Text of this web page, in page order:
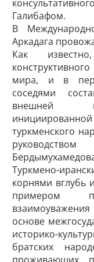
Галибафом.
В
Аркадага
Как
мира, и в
соседями
внешней
туркменского
Туркмено-
корнями вглубь
примером
основе
историко-
братских